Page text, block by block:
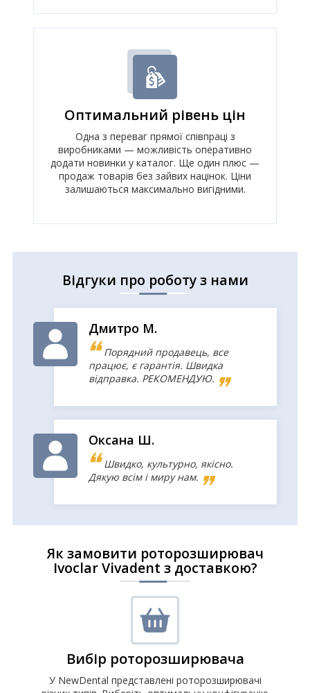
Оптимальний рівень цін
Одна з переваг прямої співпраці з
виробниками — можливість оперативно
додати новинки у каталог. Ще один плюс —
продаж товарів без зайвих націнок. Ціни
залишаються максимально вигідними.
Відгуки про роботу з нами
Дмитро М.
❝ Порядний продавець, все
працює, є гарантія. Швидка
відправка. РЕКОМЕНДУЮ. ❞
Оксана Ш.
❝ Швидко, культурно, якісно.
Дякую всім і миру нам. ❞
Як замовити роторозширювач
Ivoclar Vivadent з доставкою?
Вибір роторозширювача
У NewDental представлені роторозширювачі